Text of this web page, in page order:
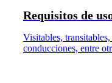
Requisitos de
Visitables,
conducciones, entre